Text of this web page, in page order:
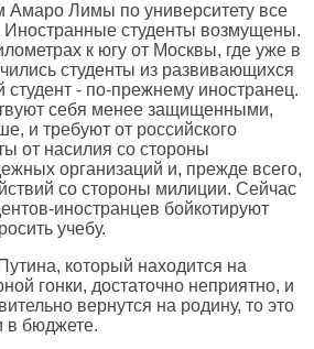
Амаро Лимы по университету все
студенты возмущены.
к югу от Москвы, где уже в
студенты из развивающихся
студент - по-прежнему иностранец.
себя менее защищенными,
и требуют от российского
от насилия со стороны
организаций и, прежде всего,
со стороны милиции. Сейчас
иностранцев бойкотируют
учебу.
который находится на
гонки, достаточно неприятно, и
вернутся на родину, то это
в бюджете.